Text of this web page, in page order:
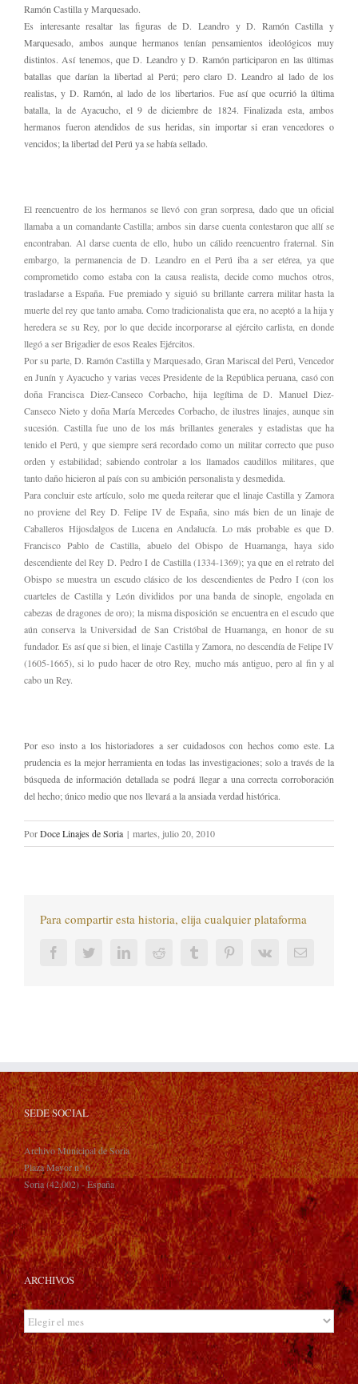
Ramón Castilla y Marquesado.
Es interesante resaltar las figuras de D. Leandro y D. Ramón Castilla y
Marquesado, ambos aunque hermanos tenían pensamientos ideológicos muy
distintos. Así tenemos, que D. Leandro y D. Ramón participaron en las últimas
batallas que darían la libertad al Perú; pero claro D. Leandro al lado de los
realistas, y D. Ramón, al lado de los libertarios. Fue así que ocurrió la última
batalla, la de Ayacucho, el 9 de diciembre de 1824. Finalizada esta, ambos
hermanos fueron atendidos de sus heridas, sin importar si eran vencedores o
vencidos; la libertad del Perú ya se había sellado.
El reencuentro de los hermanos se llevó con gran sorpresa, dado que un oficial
llamaba a un comandante Castilla; ambos sin darse cuenta contestaron que allí se
encontraban. Al darse cuenta de ello, hubo un cálido reencuentro fraternal. Sin
embargo, la permanencia de D. Leandro en el Perú iba a ser etérea, ya que
comprometido como estaba con la causa realista, decide como muchos otros,
trasladarse a España. Fue premiado y siguió su brillante carrera militar hasta la
muerte del rey que tanto amaba. Como tradicionalista que era, no aceptó a la hija y
heredera se su Rey, por lo que decide incorporarse al ejército carlista, en donde
llegó a ser Brigadier de esos Reales Ejércitos.
Por su parte, D. Ramón Castilla y Marquesado, Gran Mariscal del Perú, Vencedor
en Junín y Ayacucho y varias veces Presidente de la República peruana, casó con
doña Francisca Diez-Canseco Corbacho, hija legítima de D. Manuel Diez-
Canseco Nieto y doña María Mercedes Corbacho, de ilustres linajes, aunque sin
sucesión. Castilla fue uno de los más brillantes generales y estadistas que ha
tenido el Perú, y que siempre será recordado como un militar correcto que puso
orden y estabilidad; sabiendo controlar a los llamados caudillos militares, que
tanto daño hicieron al país con su ambición personalista y desmedida.
Para concluir este artículo, solo me queda reiterar que el linaje Castilla y Zamora
no proviene del Rey D. Felipe IV de España, sino más bien de un linaje de
Caballeros Hijosdalgos de Lucena en Andalucía. Lo más probable es que D.
Francisco Pablo de Castilla, abuelo del Obispo de Huamanga, haya sido
descendiente del Rey D. Pedro I de Castilla (1334-1369); ya que en el retrato del
Obispo se muestra un escudo clásico de los descendientes de Pedro I (con los
cuarteles de Castilla y León divididos por una banda de sinople, engolada en
cabezas de dragones de oro); la misma disposición se encuentra en el escudo que
aún conserva la Universidad de San Cristóbal de Huamanga, en honor de su
fundador. Es así que si bien, el linaje Castilla y Zamora, no descendía de Felipe IV
(1605-1665), si lo pudo hacer de otro Rey, mucho más antiguo, pero al fin y al
cabo un Rey.
Por eso insto a los historiadores a ser cuidadosos con hechos como este. La
prudencia es la mejor herramienta en todas las investigaciones; solo a través de la
búsqueda de información detallada se podrá llegar a una correcta corroboración
del hecho; único medio que nos llevará a la ansiada verdad histórica.
PorDoce Linajes de Soria | martes, julio 20, 2010
Para compartir esta historia, elija cualquier plataforma
FacebookTwitterLinkedInReddit Tumblr PinterestVk
Correo
SEDE SOCIAL
Archivo Municipal de Soria
Plaza Mayor n° 6
Soria (42.002) - España
ARCHIVOS
Archivos